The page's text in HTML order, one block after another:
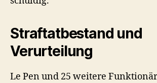
Straftatbestand und
Verurteilung
Le Pen und 25 weitere